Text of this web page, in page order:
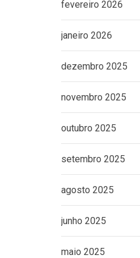
fevereiro 2026
janeiro 2026
dezembro 2025
novembro 2025
outubro 2025
setembro 2025
agosto 2025
junho 2025
maio 2025